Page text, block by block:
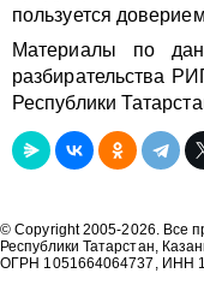
пользуется
Материалы по
разбирательства
Республики
© Copyright 2005-2026. Все
Республики Татарстан,
ОГРН 1051664064737, ИНН